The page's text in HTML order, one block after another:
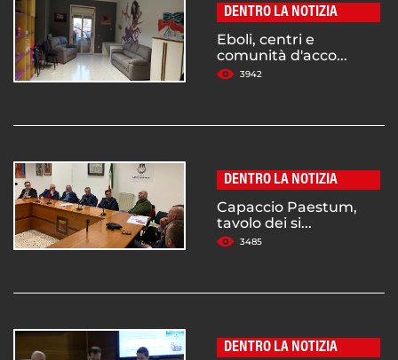
DENTRO LA NOTIZIA
Eboli, centri e
comunità d'acco...
3942
DENTRO LA NOTIZIA
Capaccio Paestum,
tavolo dei si...
3485
DENTRO LA NOTIZIA